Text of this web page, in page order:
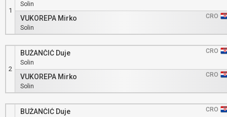
1
Solin
VUKOREPA Mirko
CRO
Solin
2
BUŽANČIĆ Duje
CRO
Solin
VUKOREPA Mirko
CRO
Solin
BUŽANČIĆ Duje
CRO